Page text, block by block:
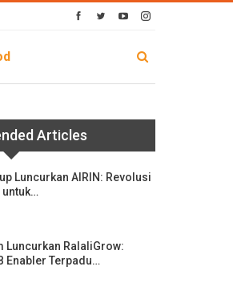
Articles
Luncurkan AIRIN: Revolusi
untuk…
Luncurkan RalaliGrow:
Enabler Terpadu…